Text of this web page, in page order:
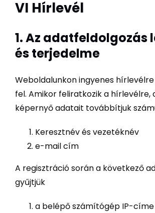
VI Hírlevél
1. Az adatfeldolgozás
és terjedelme
Weboldalunkon ingyenes
fel. Amikor feliratkozik a hírlevélre,
képernyő adatait továbbítjuk
Keresztnév és vezetéknév
e-mail cím
A regisztráció során a következő
gyűjtjük
a belépő számítógép IP-címe